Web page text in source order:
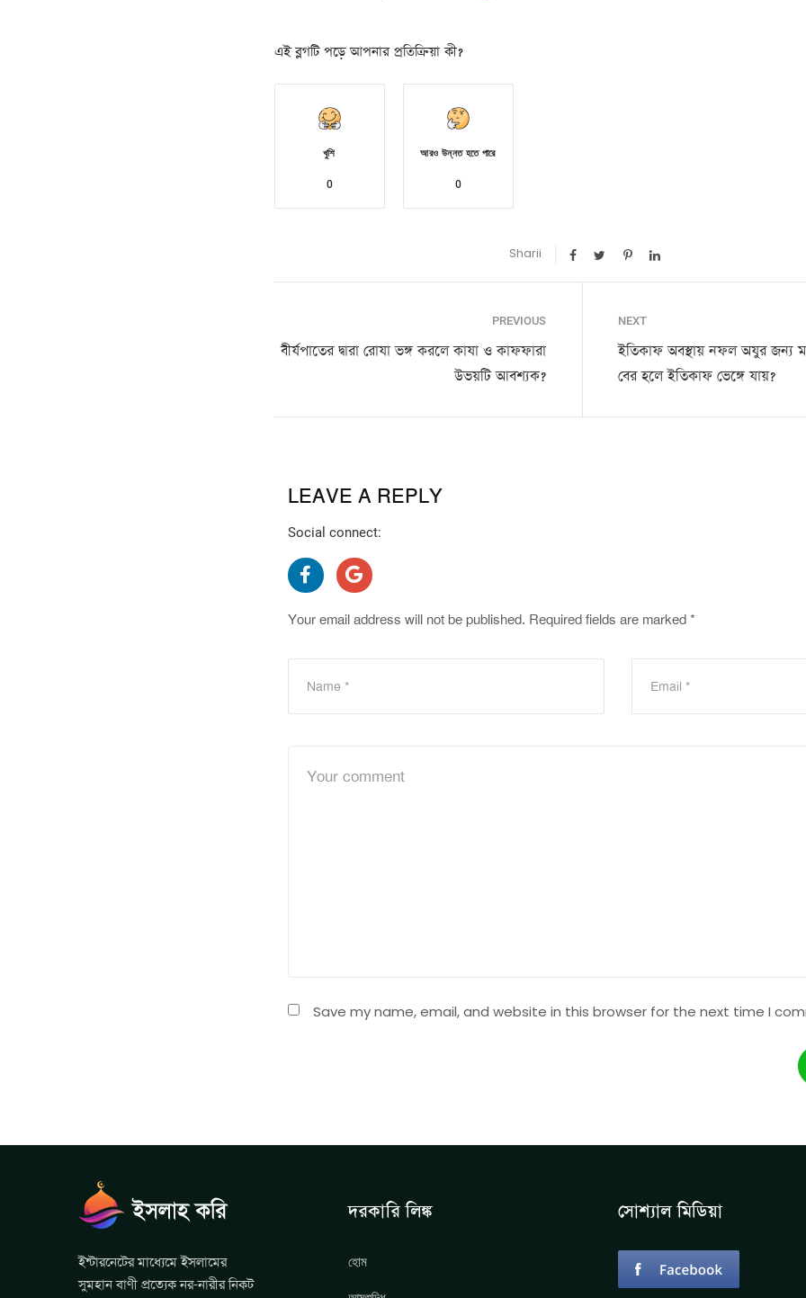
এই ব্লগটি পড়ে আপনার প্রতিক্রিয়া কী?
খুশি
0
আরও উন্নত হতে পারে
0
Sharii
PREVIOUS
বীর্যপাতের দ্বারা রোযা ভঙ্গ করলে কাযা ও কাফফারা
উভয়টি আবশ্যক?
NEXT
ইতিকাফ অবস্থায় নফল অযুর জন্য
বের হলে ইতিকাফ ভেঙ্গে যায়?
LEAVE A REPLY
Social connect:
Your email address will not be published. Required fields are marked *
Save my name, email, and website in this browser for the next time I
ইন্টারনেটের মাধ্যেমে ইসলামের
সুমহান বাণী প্রত্যেক নর-নারীর নিকট
দরকারি লিঙ্ক
হোম
সোশ্যাল মিডিয়া